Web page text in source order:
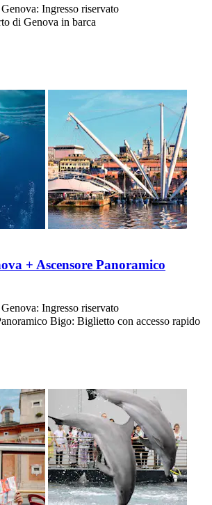
Ingresso riservato
di Genova in barca
+ Ascensore Panoramico
Ingresso riservato
Bigo: Biglietto con accesso rapido